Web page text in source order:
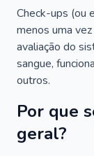
Check-ups (ou
menos uma
avaliação do
sangue,
outros.
Por que
geral?